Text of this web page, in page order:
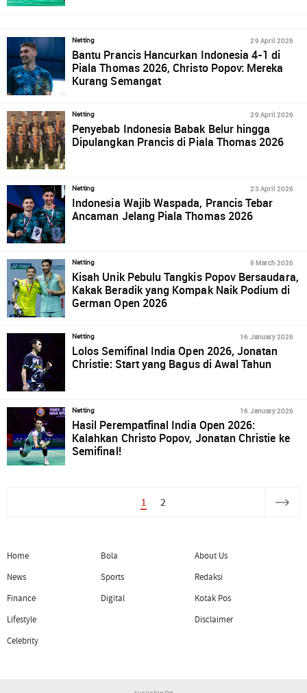
Netting 29 April 2026
Bantu Prancis Hancurkan Indonesia 4-1 di
Piala Thomas 2026, Christo Popov: Mereka
Kurang Semangat
Netting 29 April 2026
Penyebab Indonesia Babak Belur hingga
Dipulangkan Prancis di Piala Thomas 2026
Netting 23 April 2026
Indonesia Wajib Waspada, Prancis Tebar
Ancaman Jelang Piala Thomas 2026
Netting 9 March 2026
Kisah Unik Pebulu Tangkis Popov Bersaudara,
Kakak Beradik yang Kompak Naik Podium di
German Open 2026
Netting 16 January 2026
Lolos Semifinal India Open 2026, Jonatan
Christie: Start yang Bagus di Awal Tahun
Netting 16 January 2026
Hasil Perempatfinal India Open 2026:
Kalahkan Christo Popov, Jonatan Christie ke
Semifinal!
1 2
Home
News
Finance
Lifestyle
Celebrity
Bola
Sports
Digital
About Us
Redaksi
Kotak Pos
Disclaimer